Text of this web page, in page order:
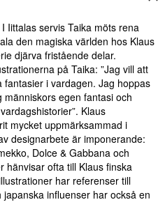
Iittalas servis Taika möts rena
den magiska världen hos Klaus
djärva fristående delar.
på Taika: ”Jag vill att
i vardagen. Jag hoppas
egen fantasi och
Klaus
mycket uppmärksammad i
designarbete är imponerande:
Dolce & Gabbana och
hänvisar ofta till Klaus finska
har referenser till
influenser har också en